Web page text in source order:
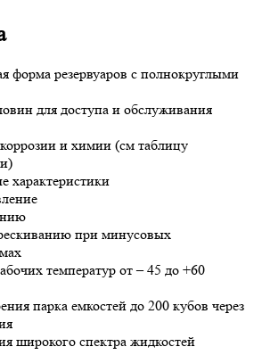
форма резервуаров с полнокруглыми
для доступа и обслуживания
и химии (см таблицу
характеристики
при минусовых
температур от – 45 до +60
парка емкостей до 200 кубов через
широкого спектра жидкостей